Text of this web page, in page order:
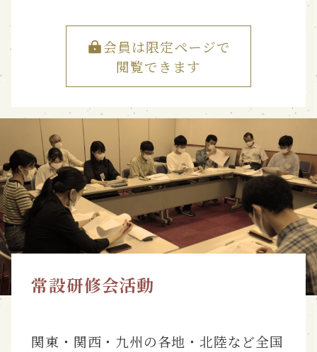
会員は限定ページで
閲覧できます
常設研修会活動
関東・関西・九州の各地・北陸など全国